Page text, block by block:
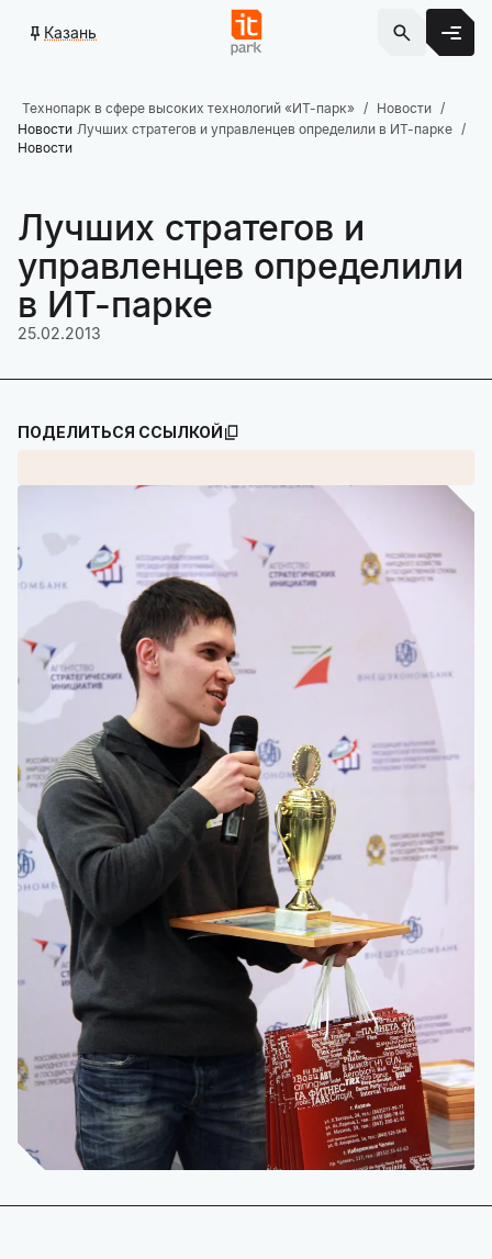
Казань
Технопарк в сфере высоких технологий «ИТ-парк»
Новости
Новости Лучших стратегов и управленцев определили в ИТ-парке
Новости
Лучших стратегов и
управленцев определили
в ИТ-парке
25.02.2013
ПОДЕЛИТЬСЯ ССЫЛКОЙ